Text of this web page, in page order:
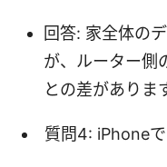
回答: 家全体の
が、ルーター側
との差がありま
質問4: iPhone